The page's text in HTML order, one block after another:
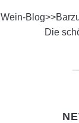
Wein-Blog>>
Die